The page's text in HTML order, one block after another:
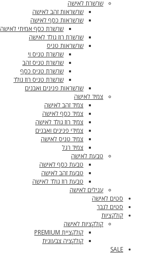
שרשרת לאישה
שרשראות זהב לאישה
שרשראות כסף לאישה
שרשרת כסף אמיתי לאישה
שרשרת רוז גולד לאישה
שרשראות טניס
שרשרת טניס וי
שרשרת טניס זהב
שרשרת טניס כסף
שרשרת טניס רוז גולד
שרשראות פנינים ואבנים
צמיד לאישה
צמיד זהב לאישה
צמיד כסף לאישה
צמיד רוז גולד לאישה
צמידי פנינים ואבנים
צמיד טניס לאישה
צמיד רגל
טבעת לאישה
טבעת כסף לאישה
טבעת זהב לאישה
טבעת רוז גולד לאישה
עגילים לאישה
סטים לאישה
סטים לגבר
קולקציות
קולקציות לאישה
קולקציית PREMIUM
קולקציה צבעונית
SALE